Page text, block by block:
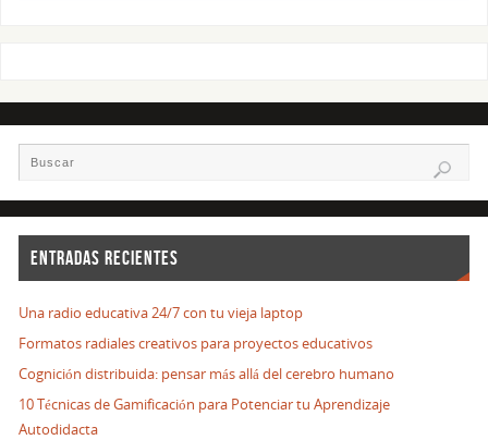
ENTRADAS RECIENTES
Una radio educativa 24/7 con tu vieja laptop
Formatos radiales creativos para proyectos educativos
Cognición distribuida: pensar más allá del cerebro humano
10 Técnicas de Gamificación para Potenciar tu Aprendizaje
Autodidacta